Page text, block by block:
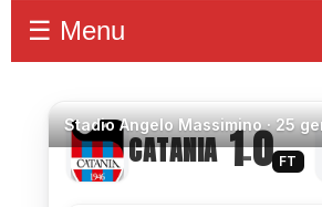
☰ Menu
StadioAngelo Massimino ·25
CATANIA 1–0 FT